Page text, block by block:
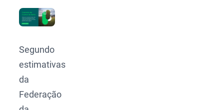
Segundo
estimativas
da
Federação